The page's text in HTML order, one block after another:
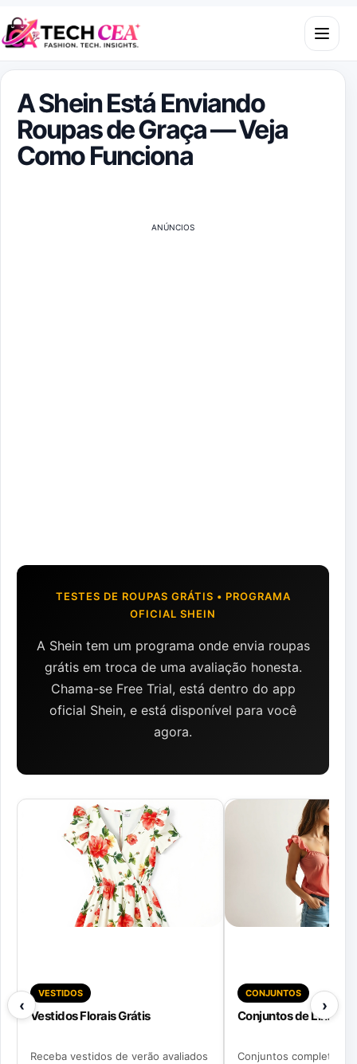
Skip to content
Open
A Shein Está Enviando
Roupas de Graça — Veja
Como Funciona
ANÚNCIOS
TESTES DE ROUPAS GRÁTIS • PROGRAMA
OFICIAL SHEIN
A Shein tem um programa onde envia roupas
grátis em troca de uma avaliação honesta.
Chama-se Free Trial, está dentro do app
oficial Shein, e está disponível para você
agora.
‹
VESTIDOS
Vestidos Florais Grátis
Receba vestidos de verão avaliados
CONJUNTOS
Conjuntos de Linho
Conjuntos completos
›